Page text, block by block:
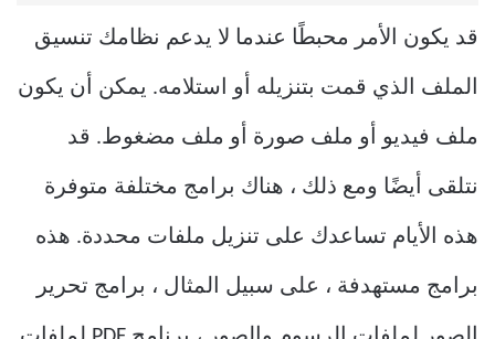
قد يكون الأمر محبطًا عندما لا يدعم نظامك تنسيق
الملف الذي قمت بتنزيله أو استلامه. يمكن أن يكون
ملف فيديو أو ملف صورة أو ملف مضغوط. قد
نتلقى أيضًا ومع ذلك ، هناك برامج مختلفة متوفرة
هذه الأيام تساعدك على تنزيل ملفات محددة. هذه
برامج مستهدفة ، على سبيل المثال ، برامج تحرير